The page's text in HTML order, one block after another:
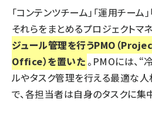
「コンテンツチーム」「運用チーム
それらをまとめるプロジェクトマ
ジュール管理を行うPMO（
Office）を置いた 。PMOには、“
ルやタスク管理を行える最適な
で、各担当者は自身のタスクに集